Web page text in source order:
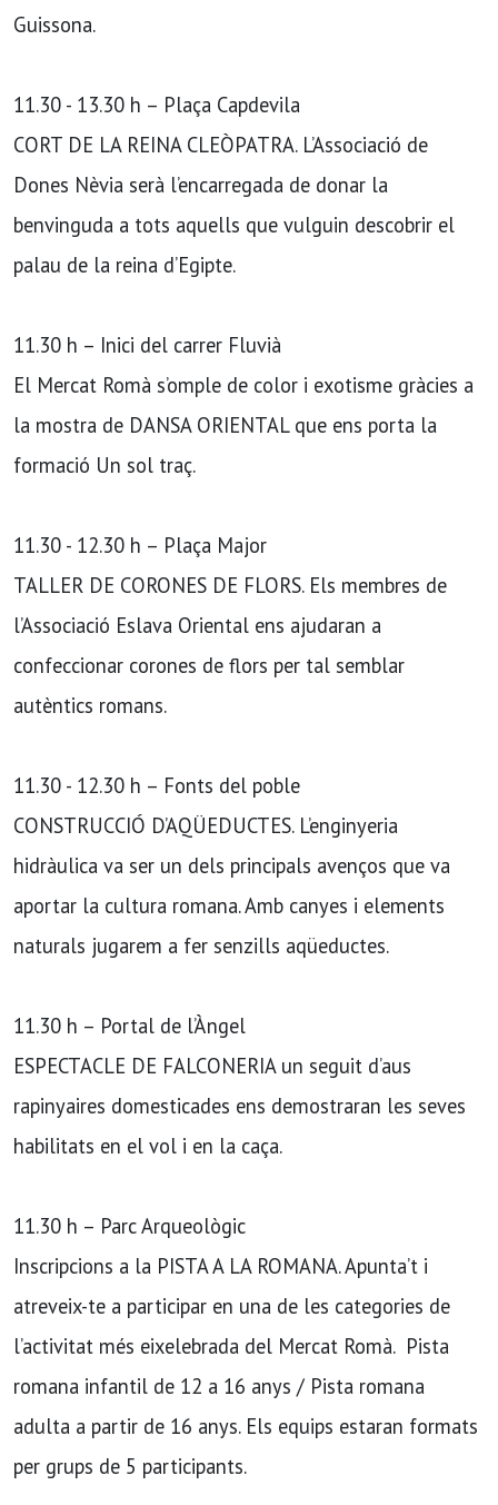
Guissona.
11.30 - 13.30 h – Plaça Capdevila
CORT DE LA REINA CLEÒPATRA. L’Associació de
Dones Nèvia serà l’encarregada de donar la
benvinguda a tots aquells que vulguin descobrir el
palau de la reina d’Egipte.
11.30 h – Inici del carrer Fluvià
El Mercat Romà s’omple de color i exotisme gràcies a
la mostra de DANSA ORIENTAL que ens porta la
formació Un sol traç.
11.30 - 12.30 h – Plaça Major
TALLER DE CORONES DE FLORS. Els membres de
l’Associació Eslava Oriental ens ajudaran a
confeccionar corones de flors per tal semblar
autèntics romans.
11.30 - 12.30 h – Fonts del poble
CONSTRUCCIÓ D’AQÜEDUCTES. L’enginyeria
hidràulica va ser un dels principals avenços que va
aportar la cultura romana. Amb canyes i elements
naturals jugarem a fer senzills aqüeductes.
11.30 h – Portal de l’Àngel
ESPECTACLE DE FALCONERIA un seguit d’aus
rapinyaires domesticades ens demostraran les seves
habilitats en el vol i en la caça.
11.30 h – Parc Arqueològic
Inscripcions a la PISTA A LA ROMANA. Apunta’t i
atreveix-te a participar en una de les categories de
l’activitat més eixelebrada del Mercat Romà. Pista
romana infantil de 12 a 16 anys / Pista romana
adulta a partir de 16 anys. Els equips estaran formats
per grups de 5 participants.